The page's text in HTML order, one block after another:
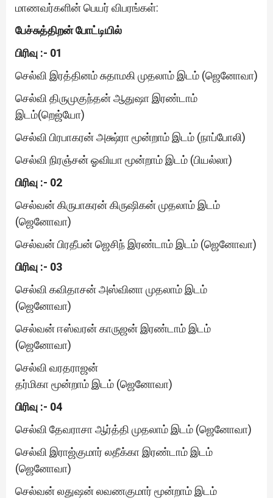
மாணவர்களின் பெயர் விபரங்கள்:
பேச்சுத்திறன் போட்டியில்
பிரிவு :- 01
செல்வி இரத்தினம் சுதாமகி முதலாம் இடம் (ஜெனோவா)
செல்வி திருமுகுந்தன் ஆதுஷா இரண்டாம்
இடம்(றெஜ்யோ)
செல்வி பிரபாகரன் அக்ஷ்ரா மூன்றாம் இடம் (நாப்போலி)
செல்வி நிரஞ்சன் ஓவியா மூன்றாம் இடம் (பியல்லா)
பிரிவு :- 02
செல்வன் கிருபாகரன் கிருஷிகன் முதலாம் இடம்
(ஜெனோவா)
செல்வன் பிரதீபன் ஜெசிந் இரண்டாம் இடம் (ஜெனோவா)
பிரிவு :- 03
செல்வி கவிதாசன் அஸ்வினா முதலாம் இடம்
(ஜெனோவா)
செல்வன் ஈஸ்வரன் காருஜன் இரண்டாம் இடம்
(ஜெனோவா)
செல்வி வரதராஜன்
தர்மிகா மூன்றாம் இடம் (ஜெனோவா)
பிரிவு :- 04
செல்வி தேவராசா ஆர்த்தி முதலாம் இடம் (ஜெனோவா)
செல்வி இராஜ்குமார் லதீக்கா இரண்டாம் இடம்
(ஜெனோவா)
செல்வன் லதுஷன் லவணகுமார் மூன்றாம் இடம்